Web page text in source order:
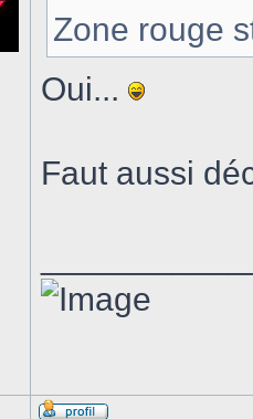
Zone rouge
Oui...
Faut aussi